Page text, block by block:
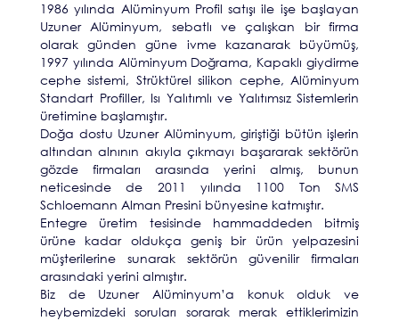
1986 yılında Alüminyum Profil satışı ile işe başlayan
Uzuner Alüminyum, sebatlı ve çalışkan bir firma
olarak günden güne ivme kazanarak büyümüş,
1997 yılında Alüminyum Doğrama, Kapaklı giydirme
cephe sistemi, Strüktürel silikon cephe, Alüminyum
Standart Profiller, Isı Yalıtımlı ve Yalıtımsız Sistemlerin
üretimine başlamıştır.
Doğa dostu Uzuner Alüminyum, giriştiği bütün işlerin
altından alnının akıyla çıkmayı başararak sektörün
gözde firmaları arasında yerini almış, bunun
neticesinde de 2011 yılında 1100 Ton SMS
Schloemann Alman Presini bünyesine katmıştır.
Entegre üretim tesisinde hammaddeden bitmiş
ürüne kadar oldukça geniş bir ürün yelpazesini
müşterilerine sunarak sektörün güvenilir firmaları
arasındaki yerini almıştır.
Biz de Uzuner Alüminyum’a konuk olduk ve
heybemizdeki soruları sorarak merak ettiklerimizin